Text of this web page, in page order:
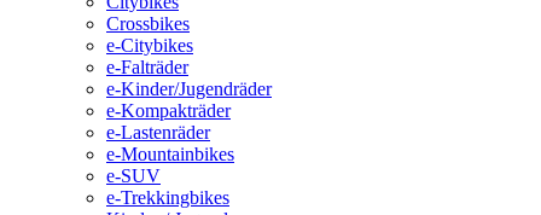
Crossbikes
e-Citybikes
e-Falträder
e-Kinder/Jugendräder
e-Kompakträder
e-Lastenräder
e-Mountainbikes
e-SUV
e-Trekkingbikes